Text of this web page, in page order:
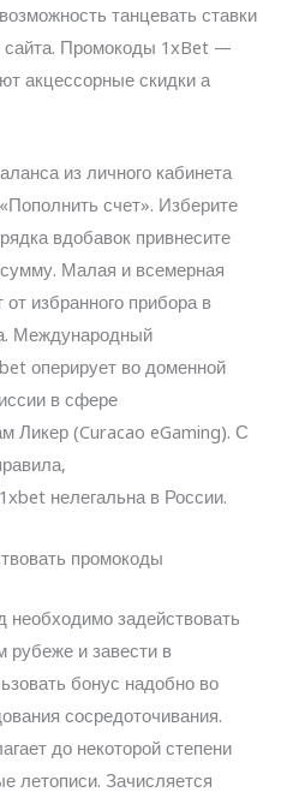
танцевать ставки
сайта. Промокоды 1xBet —
акцессорные скидки а
из личного кабинета
счет». Изберите
вдобавок привнесите
Малая и всемерная
избранного прибора в
Международный
оперирует во доменной
в сфере
Ликер (Curacao eGaming). С
нелегальна в России.
промокоды
задействовать
рубеже и завести в
бонус надобно во
сосредоточивания.
до некоторой степени
летописи. Зачисляется